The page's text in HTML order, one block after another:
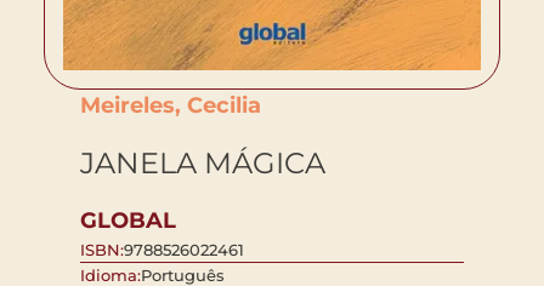
Meireles, Cecilia
JANELA MÁGICA
GLOBAL
ISBN:9788526022461
Idioma:Português